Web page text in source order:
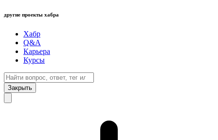
другие проекты хабра
Хабр
Q&A
Карьера
Курсы
Закрыть